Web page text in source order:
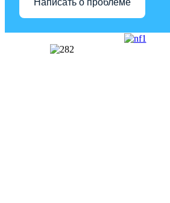
Написать о проблеме